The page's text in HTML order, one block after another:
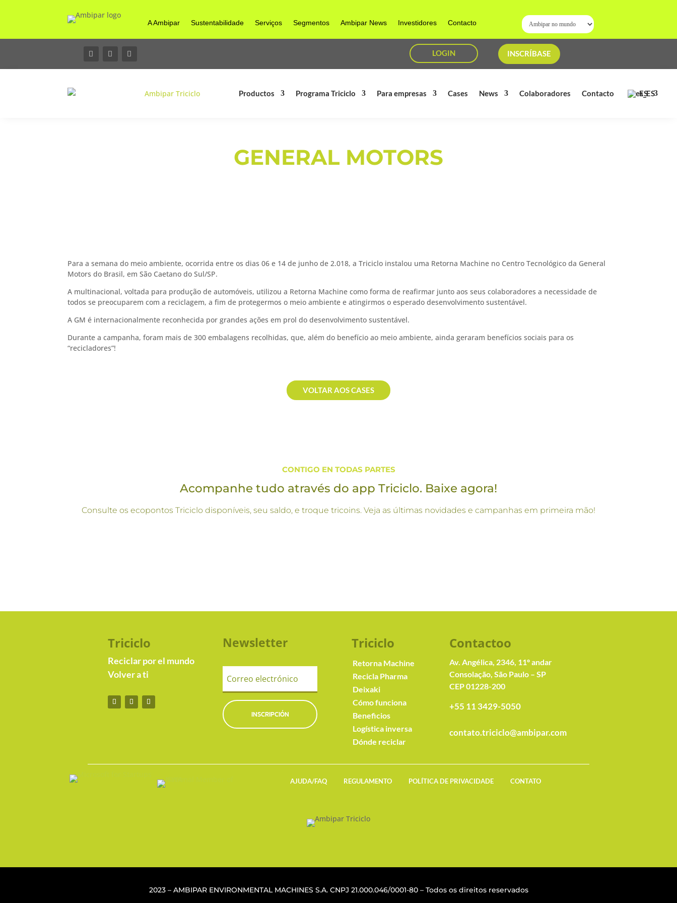
A Ambipar Sustentabilidade Serviços Segmentos Ambipar News Investidores Contacto
LOGIN INSCRÍBASE
Productos Programa Triciclo Para empresas Cases News Colaboradores Contacto ES
GENERAL MOTORS
Para a semana do meio ambiente, ocorrida entre os dias 06 e 14 de junho de 2.018, a Triciclo instalou uma Retorna Machine no Centro Tecnológico da General
Motors do Brasil, em São Caetano do Sul/SP.
A multinacional, voltada para produção de automóveis, utilizou a Retorna Machine como forma de reafirmar junto aos seus colaboradores a necessidade de
todos se preocuparem com a reciclagem, a fim de protegermos o meio ambiente e atingirmos o esperado desenvolvimento sustentável.
A GM é internacionalmente reconhecida por grandes ações em prol do desenvolvimento sustentável.
Durante a campanha, foram mais de 300 embalagens recolhidas, que, além do benefício ao meio ambiente, ainda geraram benefícios sociais para os
“recicladores”!
VOLTAR AOS CASES
CONTIGO EN TODAS PARTES
Acompanhe tudo através do app Triciclo. Baixe agora!
Consulte os ecopontos Triciclo disponíveis, seu saldo, e troque tricoins. Veja as últimas novidades e campanhas em primeira mão!
Triciclo
Reciclar por el mundo
Volver a ti
Newsletter
INSCRIPCIÓN
Triciclo
Retorna Machine
Recicla Pharma
Deixaki
Cómo funciona
Beneficios
Logística inversa
Dónde reciclar
Contactoo
Av. Angélica, 2346, 11º andar
Consolação, São Paulo – SP
CEP 01228-200
+55 11 3429-5050
contato.triciclo@ambipar.com
AJUDA/FAQ REGULAMENTO POLÍTICA DE PRIVACIDADE CONTATO
2023 – AMBIPAR ENVIRONMENTAL MACHINES S.A. CNPJ 21.000.046/0001-80– Todos os direitos reservados